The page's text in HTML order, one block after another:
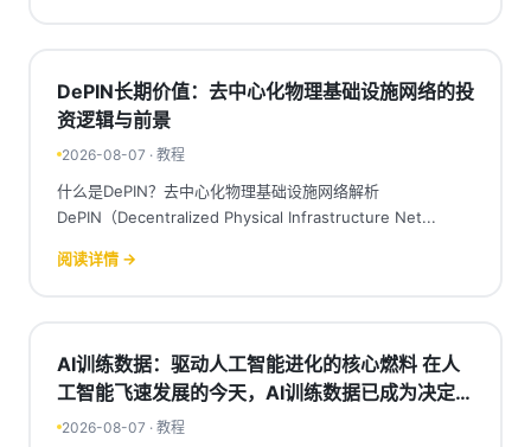
DePIN长期价值：去中心化物理基础设施网络的投
资逻辑与前景
2026-08-07 · 教程
什么是DePIN？去中心化物理基础设施网络解析
DePIN（Decentralized Physical Infrastructure Net...
阅读详情 →
AI训练数据：驱动人工智能进化的核心燃料 在人
工智能飞速发展的今天，AI训练数据已成为决定模
型性能优劣的关键因素。无论是自然语言处理、计
2026-08-07 · 教程